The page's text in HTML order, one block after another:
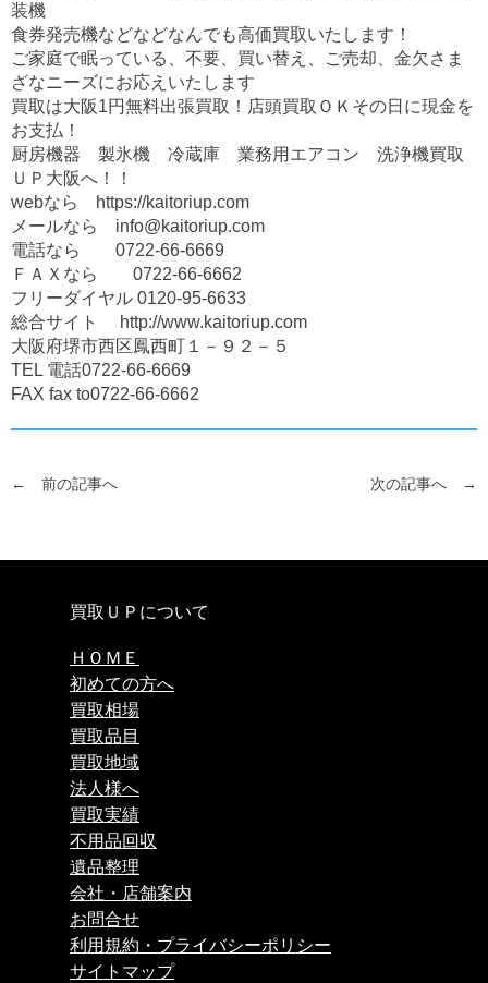
装機
食券発売機などなどなんでも高価買取いたします！
ご家庭で眠っている、不要、買い替え、ご売却、金欠さま
ざなニーズにお応えいたします
買取は大阪1円無料出張買取！店頭買取ＯＫその日に現金を
お支払！
厨房機器 製氷機 冷蔵庫 業務用エアコン 洗浄機買取
ＵＰ大阪へ！！
webなら https://kaitoriup.com
メールなら info@kaitoriup.com
電話なら 0722-66-6669
ＦＡＸなら 0722-66-6662
フリーダイヤル 0120-95-6633
総合サイト http://www.kaitoriup.com
大阪府堺市西区鳳西町１－９２－５
TEL 電話0722-66-6669
FAX fax to0722-66-6662
← 前の記事へ 次の記事へ →
買取ＵＰについて
ＨＯＭＥ
初めての方へ
買取相場
買取品目
買取地域
法人様へ
買取実績
不用品回収
遺品整理
会社・店舗案内
お問合せ
利用規約・プライバシーポリシー
サイトマップ